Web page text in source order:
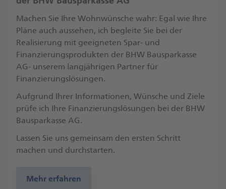
Machen Sie Ihre Wohnwünsche wahr: Egal wie Ihre
Pläne auch aussehen, ich begleite Sie bei der
Realisierung mit geeigneten Spar- und
Finanzierungsprodukten der BHW Bausparkasse
AG- unserem langjährigen Partner für
Finanzierungslösungen.
Aufgrund Ihrer Informationen, Wünsche und Ziele
prüfe ich Ihre Finanzierungslösungen bei der BHW
Bausparkasse AG.
Lassen Sie uns gemeinsam den ersten Schritt
machen und durchstarten.
Mehr erfahren